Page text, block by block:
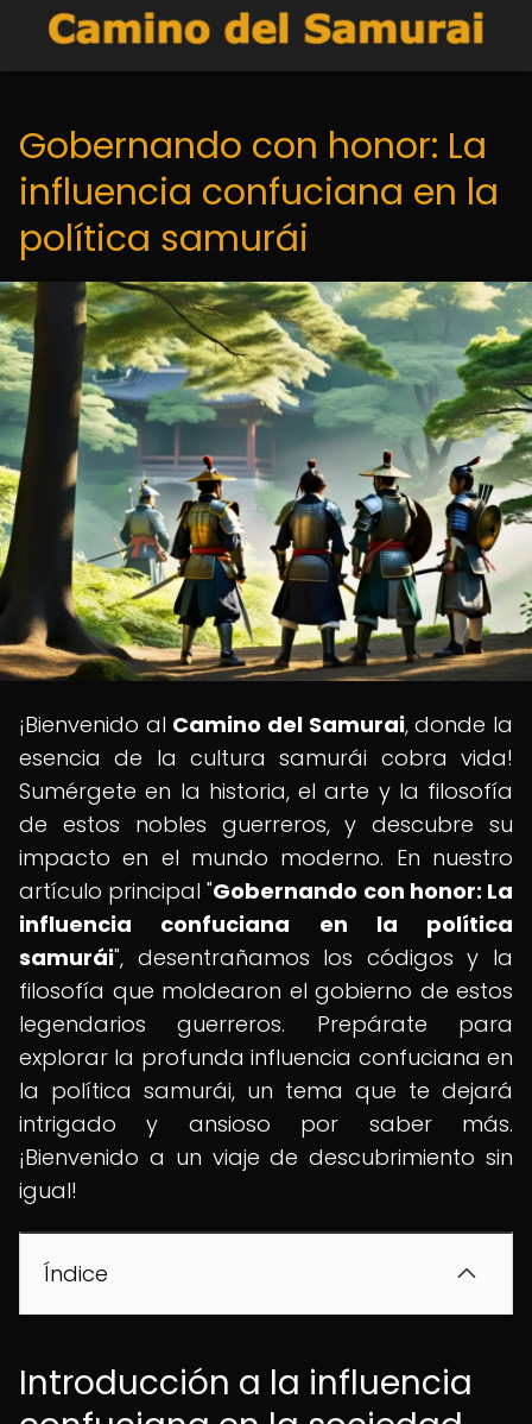
Gobernando con honor: La
influencia confuciana en la
política samurái
¡Bienvenido al Camino del Samurai, donde la
esencia de la cultura samurái cobra vida!
Sumérgete en la historia, el arte y la filosofía
de estos nobles guerreros, y descubre su
impacto en el mundo moderno. En nuestro
artículo principal "Gobernando con honor: La
influencia confuciana en la política
samurái", desentrañamos los códigos y la
filosofía que moldearon el gobierno de estos
legendarios guerreros. Prepárate para
explorar la profunda influencia confuciana en
la política samurái, un tema que te dejará
intrigado y ansioso por saber más.
¡Bienvenido a un viaje de descubrimiento sin
igual!
Índice
Introducción a la influencia